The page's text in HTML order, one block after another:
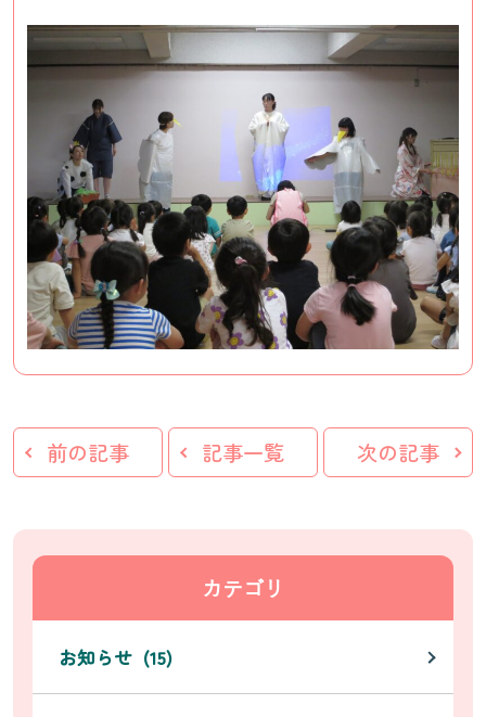
前の記事 記事一覧 次の記事
カテゴリ
お知らせ (15)